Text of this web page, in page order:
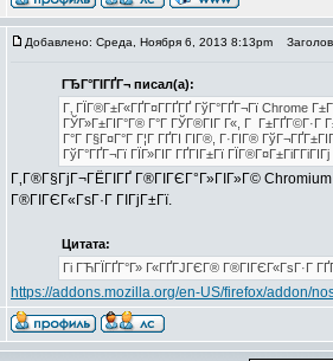
Добавлено: Среда, Ноября 6, 2013 8:13pm
ГЂГ°ГІГҐГ¬ писал(а):
Г‚ ГЇГ®Г±Г«ГҐГ¤Г­ГҐГҐ ГўГ°ГҐГ¬Гї Chrome
ГЎГ»Г±ГІГ°Г® Г°Г ГЎГ®ГІГ Г«, Г Г±ГҐГ©Г·Г
Г°Г Г§Г¤Г°Г Г¦Г ГҐГІ ГІГ®, Г·ГІГ®
ГўГ°ГҐГ¬Гї ГЇГ»ГІГ ГҐГІГ±Гї
Г‚Г®Г§ГјГ¬ГЁГІГҐ Г®ГІГЄГ°Г»ГІГ»Г©
Г®ГІГЄГ«ГѕГ·Г ГІГјГ±Гї.
Цитата:
Гі ГЋГЇГҐГ°Г» Г«ГҐГЈГЄГ® Г®ГІГЄГ«ГѕГ·Г
https://addons.mozilla.org/en-US/firefox/addon/